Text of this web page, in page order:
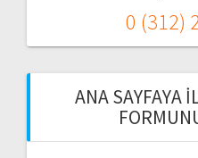
0 (312)
ANA SAYFAYA